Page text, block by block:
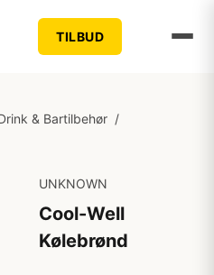
TILBUD
& Bartilbehør /
UNKNOWN
Cool-Well
Kølebrønd